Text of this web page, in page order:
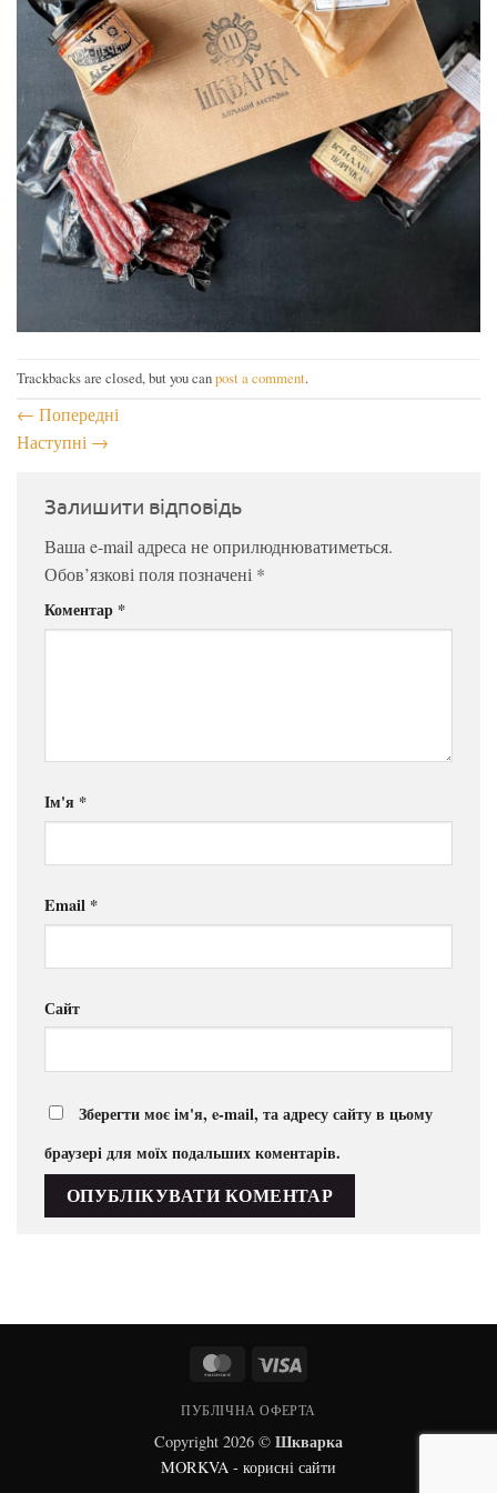
Trackbacks are closed, but you canpost a comment.
← Попередні
Наступні →
Залишити відповідь
Ваша e-mail адреса не оприлюднюватиметься.
Обов’язкові поля позначені *
Коментар *
Ім'я *
Email *
Сайт
Зберегти моє ім'я, e-mail, та адресу сайту в цьому
браузері для моїх подальших коментарів.
MasterCard
ПУБЛІЧНА ОФЕРТА
Copyright 2026 © Шкварка
MORKVA - корисні сайти